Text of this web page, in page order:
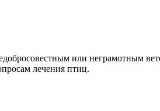
или неграмотным
лечения птиц.